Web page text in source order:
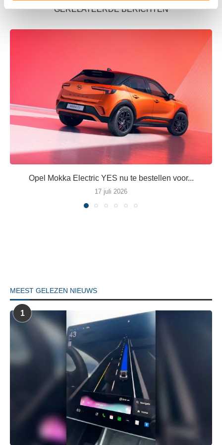
personaliseren, om functies voor social media te bieden
en om ons websiteverkeer te analyseren. Ook delen we
informatie over uw gebruik van onze site met onze
partners voor social media, adverteren en analyse. Deze
partners kunnen deze gegevens combineren met andere
informatie die u aan ze heeft verstrekt of die ze hebben
verzameld op basis van uw gebruik van hun services.
GERELATEERDE BERICHTEN
Opel Mokka Electric YES nu te bestellen voor...
17 juli 2026
MEEST GELEZEN NIEUWS
1